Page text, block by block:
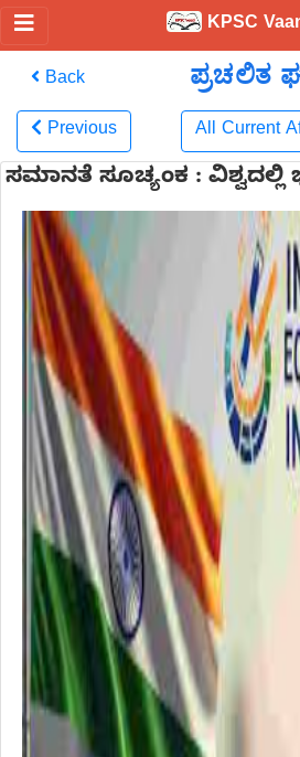
KPSC
Back ಪ್ರಚಲಿತ
Previous All Current
ಸಮಾನತೆ ಸೂಚ್ಯಂಕ : ವಿಶ್ವದಲ್ಲಿ